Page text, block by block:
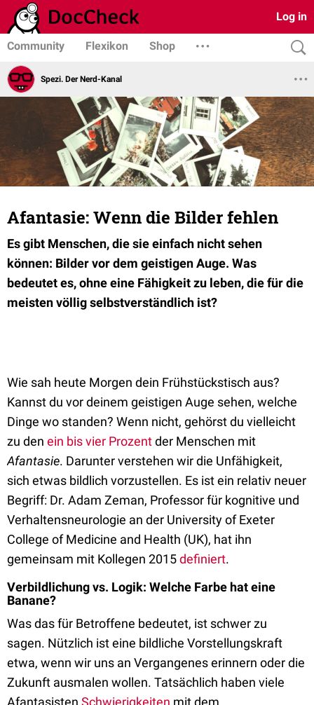
Log in
Community Flexikon Shop
Spezi. Der Nerd-Kanal
Afantasie: Wenn die Bilder fehlen
Es gibt Menschen, die sie einfach nicht sehen
können: Bilder vor dem geistigen Auge. Was
bedeutet es, ohne eine Fähigkeit zu leben, die für die
meisten völlig selbstverständlich ist?
Wie sah heute Morgen dein Frühstückstisch aus?
Kannst du vor deinem geistigen Auge sehen, welche
Dinge wo standen? Wenn nicht, gehörst du vielleicht
zu den ein bis vier Prozentder Menschen mit
Afantasie. Darunter verstehen wir die Unfähigkeit,
sich etwas bildlich vorzustellen. Es ist ein relativ neuer
Begriff: Dr. Adam Zeman, Professor für kognitive und
Verhaltensneurologie an der University of Exeter
College of Medicine and Health (UK), hat ihn
gemeinsam mit Kollegen 2015definiert.
Verbildlichung vs. Logik: Welche Farbe hat eine
Banane?
Was das für Betroffene bedeutet, ist schwer zu
sagen. Nützlich ist eine bildliche Vorstellungskraft
etwa, wenn wir uns an Vergangenes erinnern oder die
Zukunft ausmalen wollen. Tatsächlich haben viele
Afantasisten Schwierigkeiten mit dem